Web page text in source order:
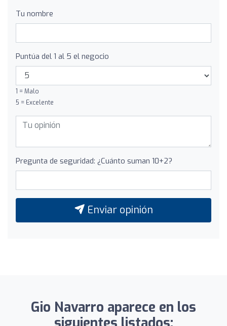
Tu nombre
Puntúa del 1 al 5 el negocio
1 = Malo
5 = Excelente
Pregunta de seguridad: ¿Cuánto suman 10+2?
Enviar opinión
Gio Navarro aparece en los